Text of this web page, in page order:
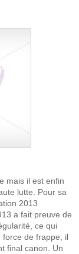
mais il est enfin
lutte. Pour sa
2013
a fait preuve de
ce qui
force de frappe, il
final canon. Un